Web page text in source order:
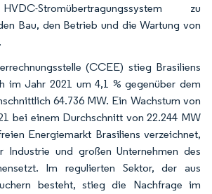
Stromübertragungssystem zu
Bau, den Betrieb und die Wartung von
(CCEE) stieg Brasiliens
im Jahr 2021 um 4,1 % gegenüber dem
64.736 MW. Ein Wachstum von
bei einem Durchschnitt von 22.244 MW
Energiemarkt Brasiliens verzeichnet,
Industrie und großen Unternehmen des
Im regulierten Sektor, der aus
besteht, stieg die Nachfrage im